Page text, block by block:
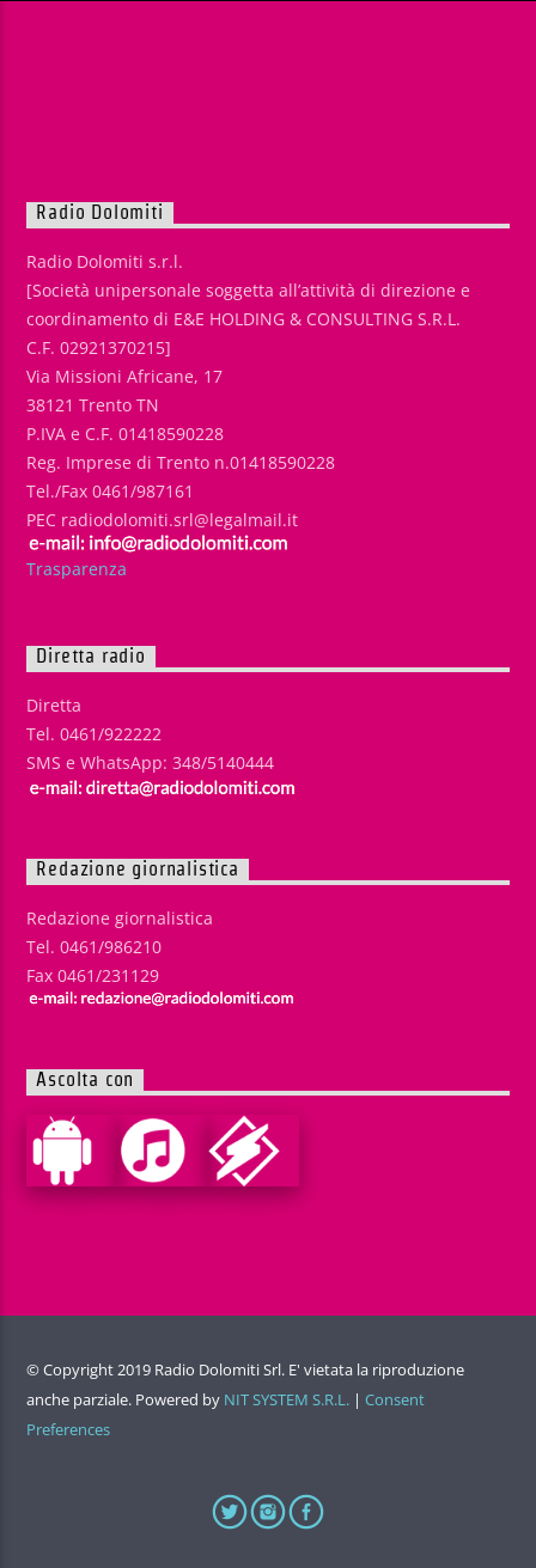
Radio Dolomiti
Radio Dolomiti s.r.l.
[Società unipersonale soggetta all’attività di direzione e
coordinamento di E&E HOLDING & CONSULTING S.R.L.
C.F. 02921370215]
Via Missioni Africane, 17
38121 Trento TN
P.IVA e C.F. 01418590228
Reg. Imprese di Trento n.01418590228
Tel./Fax 0461/987161
PEC radiodolomiti.srl@legalmail.it
Trasparenza
Diretta radio
Diretta
Tel. 0461/922222
SMS e WhatsApp: 348/5140444
Redazione giornalistica
Redazione giornalistica
Tel. 0461/986210
Fax 0461/231129
Ascolta con
© Copyright 2019 Radio Dolomiti Srl. E' vietata la riproduzione
anche parziale. Powered by NIT SYSTEM S.R.L. | Consent
Preferences